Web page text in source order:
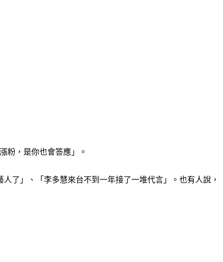
粉，是你也會答應」。
了」、「李多慧來台不到一年接了一堆代言」。也有人說，